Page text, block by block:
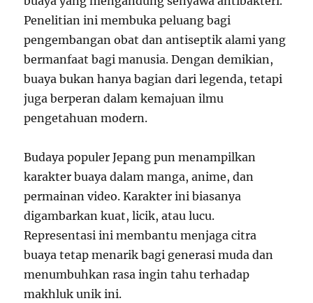
Penelitian ini membuka peluang bagi
pengembangan obat dan antiseptik alami yang
bermanfaat bagi manusia. Dengan demikian,
buaya bukan hanya bagian dari legenda, tetapi
juga berperan dalam kemajuan ilmu
pengetahuan modern.
Budaya populer Jepang pun menampilkan
karakter buaya dalam manga, anime, dan
permainan video. Karakter ini biasanya
digambarkan kuat, licik, atau lucu.
Representasi ini membantu menjaga citra
buaya tetap menarik bagi generasi muda dan
menumbuhkan rasa ingin tahu terhadap
makhluk unik ini.